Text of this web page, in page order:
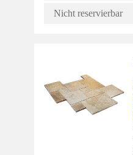
Nicht reservierbar